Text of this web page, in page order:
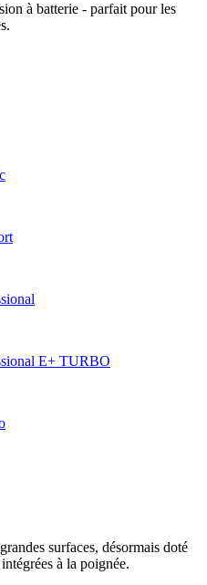
à batterie - parfait pour les
E+ TURBO
surfaces, désormais doté
à la poignée.